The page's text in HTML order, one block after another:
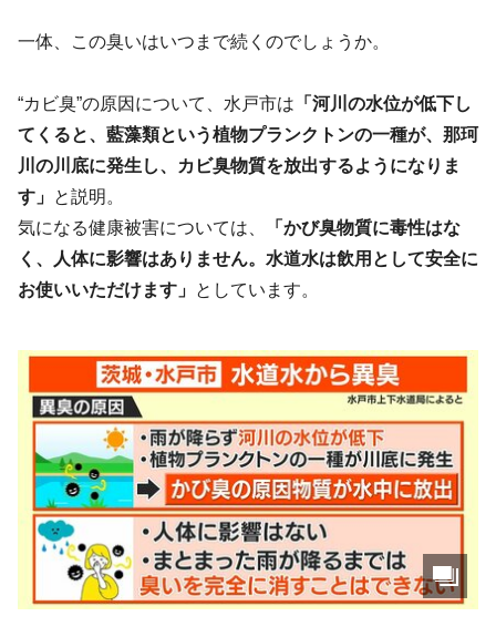
一体、この臭いはいつまで続くのでしょうか。
“カビ臭”の原因について、水戸市は 「河川の水位が低下し
てくると、藍藻類という植物プランクトンの一種が、那珂
川の川底に発生し、カビ臭物質を放出するようになりま
す」 と説明。
気になる健康被害については、
「かび臭物質に毒性はな
く、人体に影響はありません。水道水は飲用として安全に
お使いいただけます」 としています。